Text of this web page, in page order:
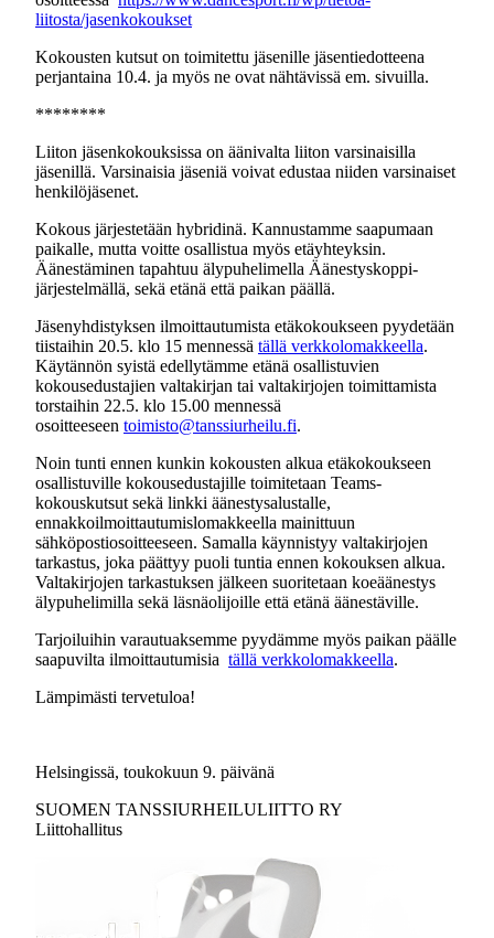
liitosta/jasenkokoukset
Kokousten kutsut on toimitettu jäsenille jäsentiedotteena
perjantaina 10.4. ja myös ne ovat nähtävissä em. sivuilla.
********
Liiton jäsenkokouksissa on äänivalta liiton varsinaisilla
jäsenillä. Varsinaisia jäseniä voivat edustaa niiden varsinaiset
henkilöjäsenet.
Kokous järjestetään hybridinä. Kannustamme saapumaan
paikalle, mutta voitte osallistua myös etäyhteyksin.
Äänestäminen tapahtuu älypuhelimella Äänestyskoppi-
järjestelmällä, sekä etänä että paikan päällä.
Jäsenyhdistyksen ilmoittautumista etäkokoukseen pyydetään
tiistaihin 20.5. klo 15 mennessä tällä verkkolomakkeella.
Käytännön syistä edellytämme etänä osallistuvien
kokousedustajien valtakirjan tai valtakirjojen toimittamista
torstaihin 22.5. klo 15.00 mennessä
osoitteeseen toimisto@tanssiurheilu.fi.
Noin tunti ennen kunkin kokousten alkua etäkokoukseen
osallistuville kokousedustajille toimitetaan Teams-
kokouskutsut sekä linkki äänestysalustalle,
ennakkoilmoittautumislomakkeella mainittuun
sähköpostiosoitteeseen. Samalla käynnistyy valtakirjojen
tarkastus, joka päättyy puoli tuntia ennen kokouksen alkua.
Valtakirjojen tarkastuksen jälkeen suoritetaan koeäänestys
älypuhelimilla sekä läsnäolijoille että etänä äänestäville.
Tarjoiluihin varautuaksemme pyydämme myös paikan päälle
saapuvilta ilmoittautumisia tällä verkkolomakkeella.
Lämpimästi tervetuloa!
Helsingissä, toukokuun 9. päivänä
SUOMEN TANSSIURHEILULIITTO RY
Liittohallitus